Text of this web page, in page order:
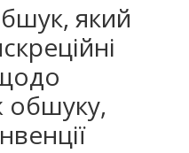
який
обшуку,